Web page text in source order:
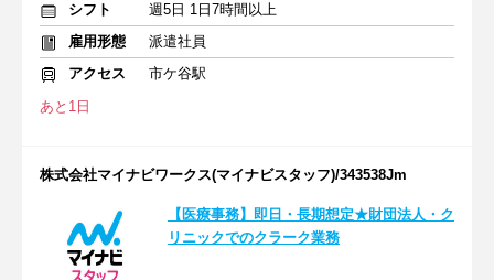
シフト
週5日 1日7時間以上
雇用形態
派遣社員
アクセス
市ケ谷駅
あと1日
株式会社マイナビワークス(マイナビスタッフ)/343538Jm
【医療事務】即日・長期想定★財団法人・ク
リニックでのクラーク業務